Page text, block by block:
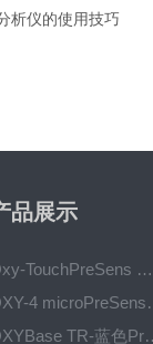
析仪的使用技巧
品展示
Oxy-TouchPreSens 氧分析仪 多孔培养容器监测
OXY-4
OXYBase TR-蓝色